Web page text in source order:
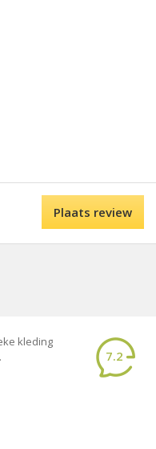
Plaats review
kleding
7.2